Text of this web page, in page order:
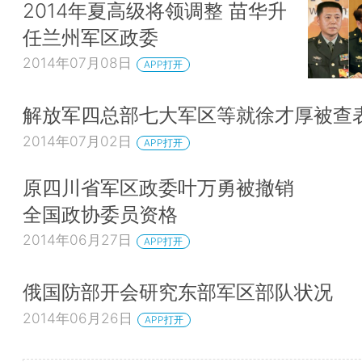
2014年夏高级将领调整 苗华升
任兰州军区政委
2014年07月08日 APP打开
解放军四总部七大军区等就徐才厚被查
2014年07月02日 APP打开
原四川省军区政委叶万勇被撤销
全国政协委员资格
2014年06月27日 APP打开
俄国防部开会研究东部军区部队状况
2014年06月26日 APP打开